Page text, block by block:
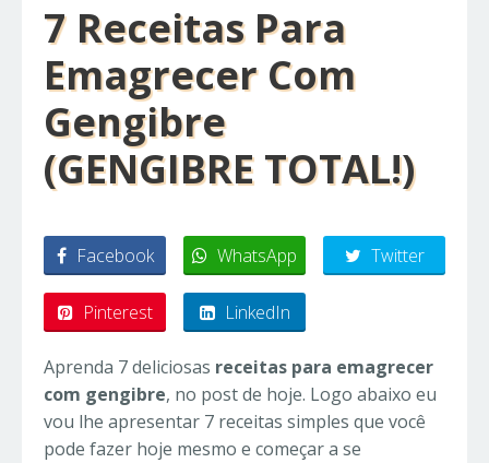
7 Receitas Para
Emagrecer Com
Gengibre
(GENGIBRE TOTAL!)
Facebook WhatsApp Twitter
Pinterest LinkedIn
Aprenda 7 deliciosas receitas para emagrecer
com gengibre, no post de hoje. Logo abaixo eu
vou lhe apresentar 7 receitas simples que você
pode fazer hoje mesmo e começar a se